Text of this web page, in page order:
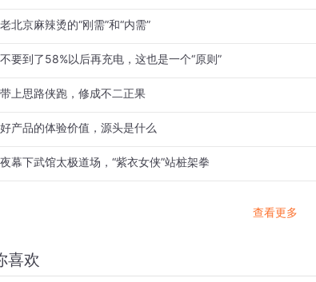
老北京麻辣烫的“刚需”和“内需”
不要到了58%以后再充电，这也是一个“原则”
带上思路侠跑，修成不二正果
好产品的体验价值，源头是什么
夜幕下武馆太极道场，“紫衣女侠”站桩架拳
查看更多
喜欢